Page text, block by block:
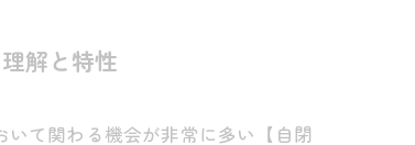
解と特性
いて関わる機会が非常に多い【自閉